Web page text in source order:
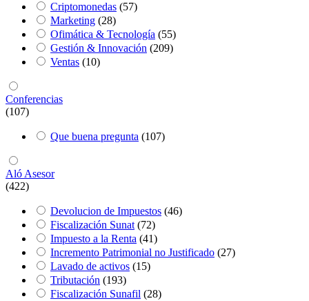
Criptomonedas (57)
Marketing (28)
Ofimática & Tecnología (55)
Gestión & Innovación (209)
Ventas (10)
Conferencias
(107)
Que buena pregunta (107)
Aló Asesor
(422)
Devolucion de Impuestos (46)
Fiscalización Sunat (72)
Impuesto a la Renta (41)
Incremento Patrimonial no Justificado (27)
Lavado de activos (15)
Tributación (193)
Fiscalización Sunafil (28)